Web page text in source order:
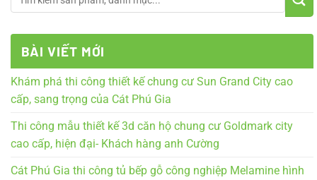
BÀI VIẾT MỚI
Khám phá thi công thiết kế chung cư Sun Grand City cao
cấp, sang trọng của Cát Phú Gia
Thi công mẫu thiết kế 3d căn hộ chung cư Goldmark city
cao cấp, hiện đại- Khách hàng anh Cường
Cát Phú Gia thi công tủ bếp gỗ công nghiệp Melamine hình